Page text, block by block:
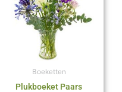
Boeketten
Plukboeket Paars